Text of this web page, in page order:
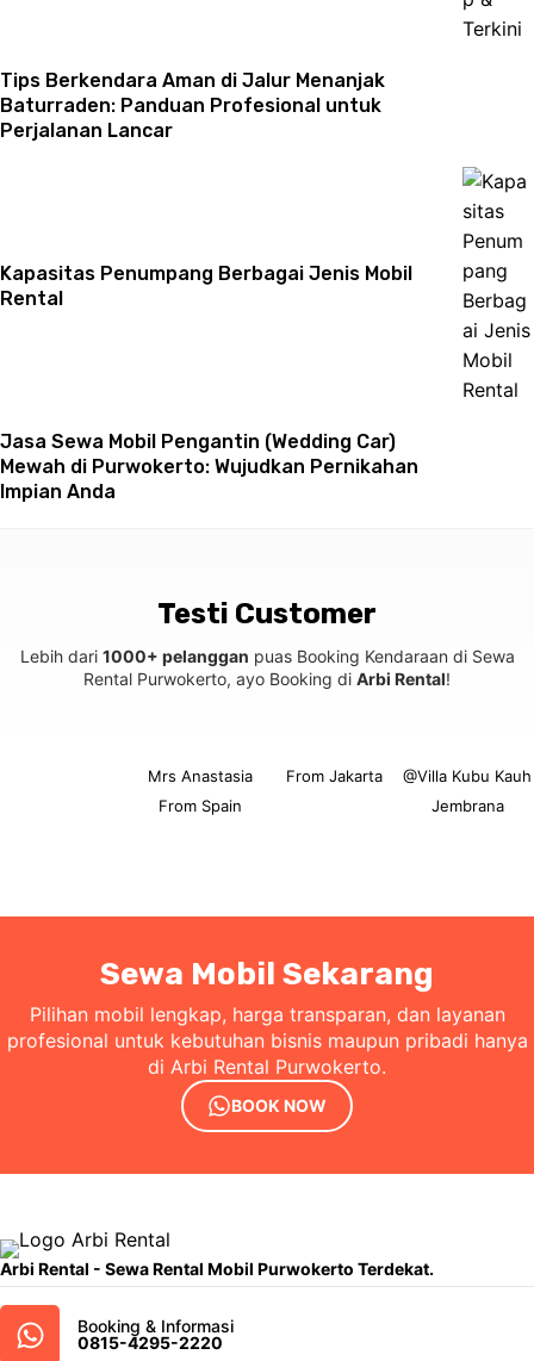
Tips Berkendara Aman di Jalur Menanjak
Baturraden: Panduan Profesional untuk
Perjalanan Lancar
Kapasitas Penumpang Berbagai Jenis Mobil
Rental
Jasa Sewa Mobil Pengantin (Wedding Car)
Mewah di Purwokerto: Wujudkan Pernikahan
Impian Anda
Testi Customer
Lebih dari 1000+ pelanggan puas Booking Kendaraan di Sewa
Rental Purwokerto, ayo Booking di Arbi Rental!
Mrs Anastasia
From Spain
From Jakarta
@Villa Kubu Kauh
Jembrana
Sewa Mobil Sekarang
Pilihan mobil lengkap, harga transparan, dan layanan
profesional untuk kebutuhan bisnis maupun pribadi hanya
di Arbi Rental Purwokerto.
BOOK NOW
Arbi Rental - Sewa Rental Mobil Purwokerto Terdekat.
Booking & Informasi
0815-4295-2220